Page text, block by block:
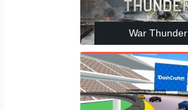
War Thunder